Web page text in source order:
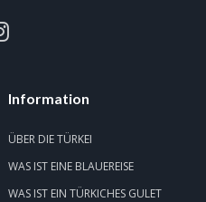
Information
ÜBER DIE TÜRKEI
WAS IST EINE BLAUEREISE
WAS IST EIN TÜRKICHES GULET